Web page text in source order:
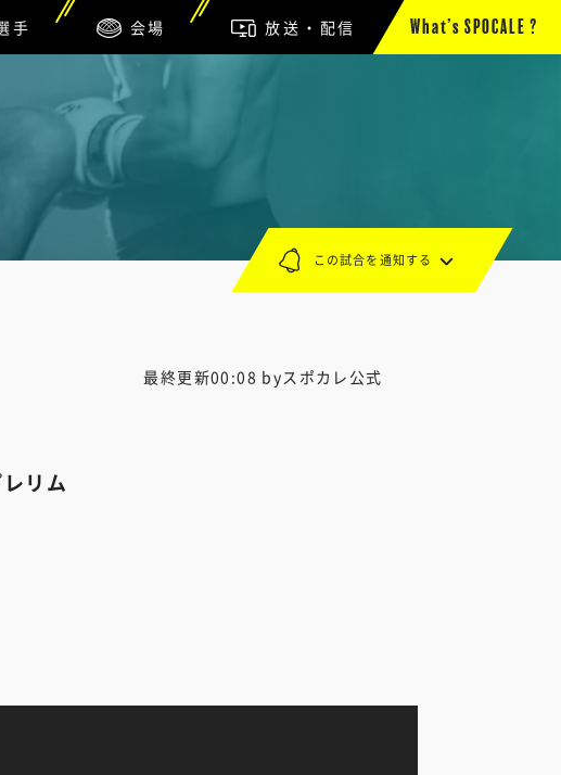
手 会場 放送・配信 What’s SPOCALE ?
最終更新00:08 byスポカレ公式
リム
この試合を通知する